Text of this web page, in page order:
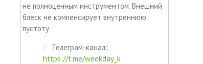
не полноценным инструментом. Внешний
блеск не компенсирует внутреннюю
пустоту.
Телеграм-канал:
https://t.me/weekday_k